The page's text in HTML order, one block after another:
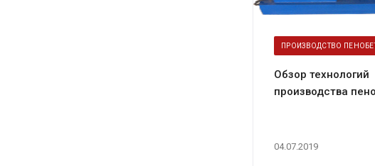
04.07.2019
ПРОИЗВОДСТВО
Обзор технологий
производства